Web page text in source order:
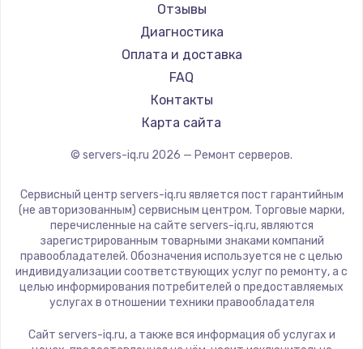
Отзывы
Диагностика
Оплата и доставка
FAQ
Контакты
Карта сайта
© servers-iq.ru 2026 — Ремонт серверов.
Сервисный центр servers-iq.ru является пост гарантийным
(не авторизованным) сервисным центром. Торговые марки,
перечисленные на сайте servers-iq.ru, являются
зарегистрированным товарными знаками компаний
правообладателей. Обозначения используется не с целью
индивидуализации соответствующих услуг по ремонту, а с
целью информирования потребителей о предоставляемых
услугах в отношении техники правообладателя
Сайт servers-iq.ru, а также вся информация об услугах и